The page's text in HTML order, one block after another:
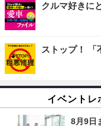
クルマ好きに
ストップ！ 「
イベントレ
8月9日